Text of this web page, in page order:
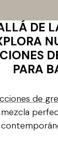
DE
PARA
de